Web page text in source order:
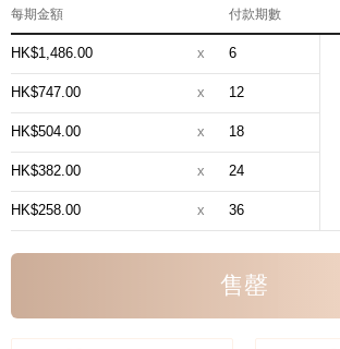
每期金額 付款期數
HK$1,486.00 x 6
HK$747.00 x 12
HK$504.00 x 18
HK$382.00 x 24
HK$258.00 x 36
售罄